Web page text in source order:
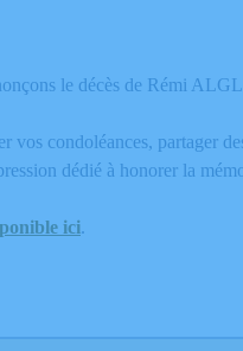
le décès de Rémi
vos condoléances, partager
dédié à honorer la
ici.